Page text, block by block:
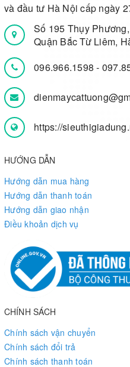
và đầu tư Hà Nội cấp ngày
Số 195 Thụy
Quận Bắc Từ Liêm,
096.966.1598-
https://
HƯỚNG DẪN
Hướng dẫn mua hàng
Hướng dẫn thanh toán
Hướng dẫn giao nhận
Điều khoản dịch vụ
CHÍNH SÁCH
Chính sách vận chuyển
Chính sách đổi trả
Chính sách thanh toán